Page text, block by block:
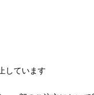
しています